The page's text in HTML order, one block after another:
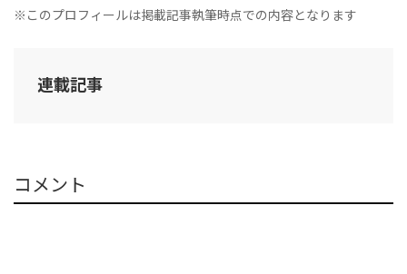
※このプロフィールは掲載記事執筆時点での内容となります
連載記事
コメント